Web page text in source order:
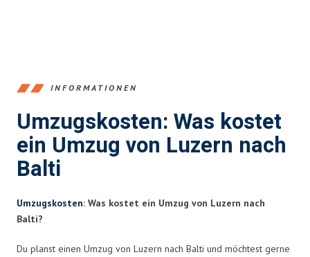
INFORMATIONEN
Umzugskosten: Was kostet
ein Umzug von Luzern nach
Balti
Umzugskosten: Was kostet ein Umzug von Luzern nach
Balti?
Du planst einen Umzug von Luzern nach Balti und möchtest gerne